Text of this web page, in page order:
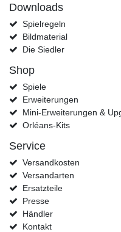
Downloads
Spielregeln
Bildmaterial
Die Siedler
Shop
Spiele
Erweiterungen
Mini-Erweiterungen &
Orléans-Kits
Service
Versandkosten
Versandarten
Ersatzteile
Presse
Händler
Kontakt